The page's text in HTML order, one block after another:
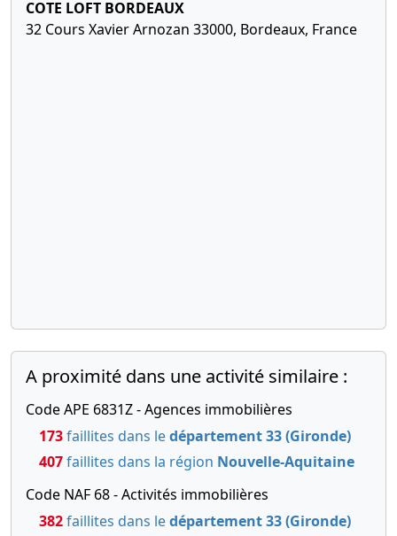
unique,
privé
Agrément
de
associés ,
Cession de
parts ,
Modification(s)
COTE LOFT BORDEAUX
32 Cours Xavier Arnozan 33000, Bordeaux, France
A proximité dans une activité similaire :
Code APE 6831Z - Agences immobilières
173faillites dans ledépartement 33 (Gironde)
407faillites dans la région Nouvelle-Aquitaine
Code NAF 68 - Activités immobilières
382faillites dans ledépartement 33 (Gironde)